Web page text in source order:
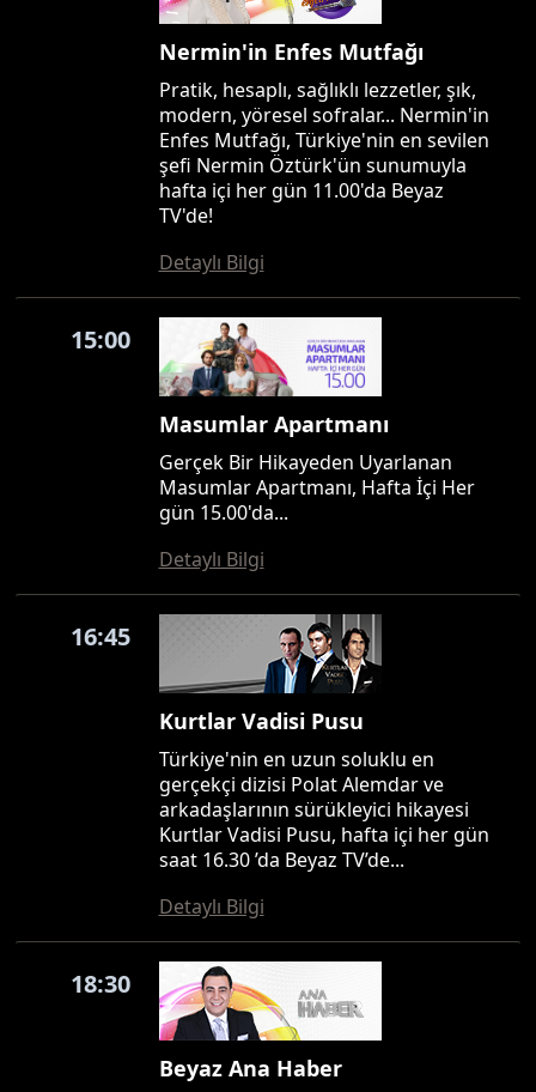
Nermin'in Enfes Mutfağı
Pratik, hesaplı, sağlıklı lezzetler, şık,
modern, yöresel sofralar... Nermin'in
Enfes Mutfağı, Türkiye'nin en sevilen
şefi Nermin Öztürk'ün sunumuyla
hafta içi her gün 11.00'da Beyaz
TV'de!
Detaylı Bilgi
15:00
Masumlar Apartmanı
Gerçek Bir Hikayeden Uyarlanan
Masumlar Apartmanı, Hafta İçi Her
gün 15.00'da...
Detaylı Bilgi
16:45
Kurtlar Vadisi Pusu
Türkiye'nin en uzun soluklu en
gerçekçi dizisi Polat Alemdar ve
arkadaşlarının sürükleyici hikayesi
Kurtlar Vadisi Pusu, hafta içi her gün
saat 16.30 ’da Beyaz TV’de...
Detaylı Bilgi
18:30
Beyaz Ana Haber